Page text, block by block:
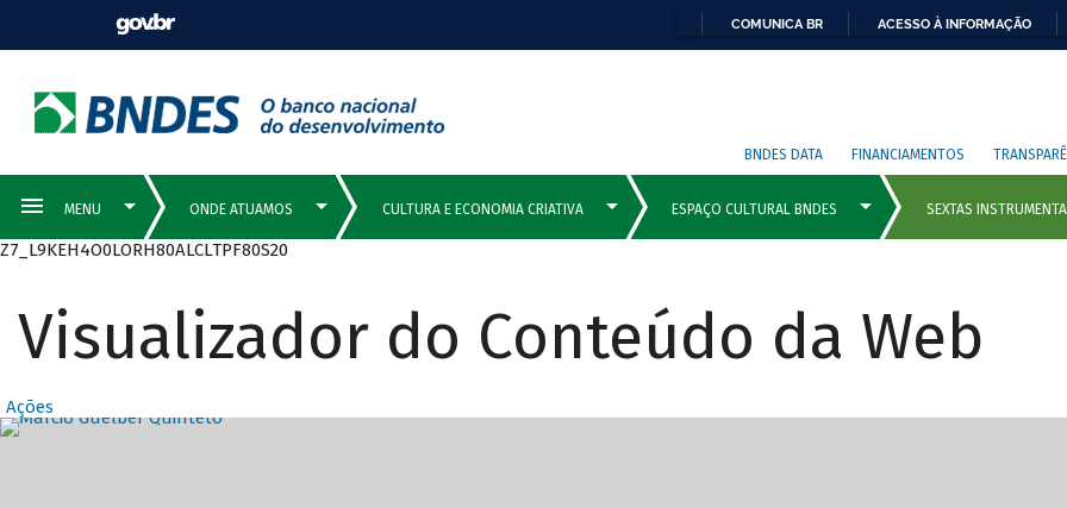
COMUNICA BR ACESSO À INFORMAÇÃO
BNDES DATA FINANCIAMENTOS
Z7_L9KEH4O0LORH80ALCLTPF80S20
Visualizador do Conteúdo da Web
Ações
Destaques Principais com